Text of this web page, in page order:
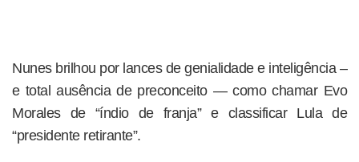
Nunes brilhou por lances de genialidade e inteligência –
e total ausência de preconceito — como chamar Evo
Morales de “índio de franja” e classificar Lula de
“presidente retirante”.